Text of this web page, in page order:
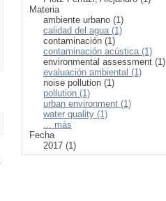
Materia
ambiente urbano (1)
calidad del agua (1)
contaminación (1)
contaminación acústica (1)
environmental assessment (1)
evaluación ambiental (1)
noise pollution (1)
pollution (1)
urban environment (1)
water quality (1)
... más
Fecha
2017 (1)